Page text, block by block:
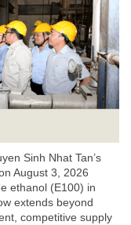
Sinh Nhat Tan’s
August 3, 2026
ethanol (E100) in
extends beyond
competitive supply